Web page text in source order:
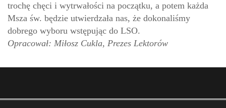
trochę chęci i wytrwałości na początku, a potem każda
Msza św. będzie utwierdzała nas, że dokonaliśmy
dobrego wyboru wstępując do LSO.
Opracował: Miłosz Cukla, Prezes Lektorów